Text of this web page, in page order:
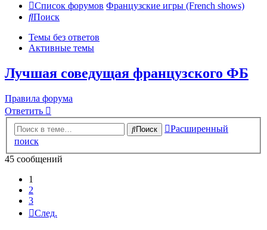
Список форумов Французские игры (French shows)
Поиск
Темы без ответов
Активные темы
Лучшая соведущая французского ФБ
Правила форума
Ответить
Поиск
Расширенный
поиск
45 сообщений
1
2
3
След.